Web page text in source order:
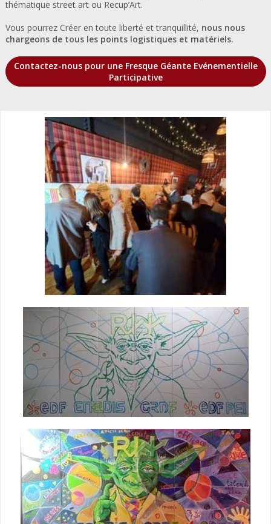
thématique street art ou Recup’Art.
Vous pourrez Créer en toute liberté et tranquillité, nous nous
chargeons de tous les points logistiques et matériels.
Contactez-nous pour une Fresque Géante Evénementielle
Participative